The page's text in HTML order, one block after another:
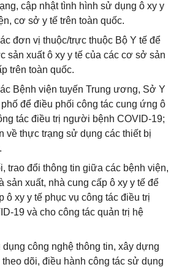
cập nhật tình hình sử dụng ô xy y
cơ sở y tế trên toàn quốc.
đơn vị thuộc/trực thuộc Bộ Y tế để
sản xuất ô xy y tế của các cơ sở sản
trên toàn quốc.
Bệnh viện tuyến Trung ương, Sở Y
để điều phối công tác cung ứng ô
tác điều trị người bệnh COVID-19;
về thực trạng sử dụng các thiết bị
trao đổi thông tin giữa các bệnh viện,
sản xuất, nhà cung cấp ô xy y tế để
ô xy y tế phục vụ công tác điều trị
19 và cho công tác quản trị hệ
công nghệ thông tin, xây dựng
dõi, điều hành công tác sử dụng